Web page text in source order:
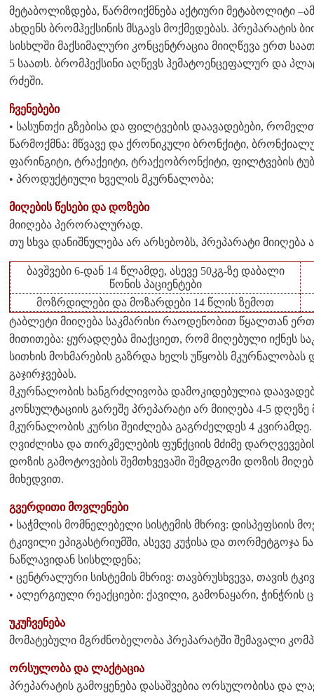
მეტაბოლიზდება, წარმოიქმნება აქტიური მეტაბოლიტი
ახდენს ბრომჰექსინის მსგავს მოქმედებას. პრეპარატის
სისხლში მაქსიმალური კონცენტრაცია მიიღწევა ერთ
5 საათს. ბრომჰექსინი აღწევს ჰემატოენცეფალურ და
რძეში.
ჩვენებები
• სასუნთქი გზებისა და ფილტვების დაავადებები,
წარმოქმნა: მწვავე და ქრონიკული ბრონქიტი,
ფარინგიტი, ტრაქეიტი, ტრაქეობრონქიტი, ფილტვების
• პროდუქტიული ხველის მკურნალობა;
მიღების წესები და დოზები
მიიღება პერორალურად.
თუ სხვა დანიშნულება არ არსებობს, პრეპარატი მიიღება
ბავშვები 6-დან 14 წლამდე, ასევე 50კგ-ზე დაბალი
წონის პაციენტები
მოზრდილები და მოზარდები 14 წლის ზემოთ
ტაბლეტი მიიღება საკმარისი რაოდენობით წყალთან
მითითება: ყურადღება მიაქციეთ, რომ მიღებული იქნეს
სითხის მოხმარების გაზრდა ხელს უწყობს მკურნალობას
გაჯირჯვებას.
მკურნალობის ხანგრძლივობა დამოკიდებულია
კონსულტაციის გარეშე პრეპარატი არ მიიღება 4-5 დღეზე
მკურნალობის კურსი შეიძლება გაგრძელდეს 4 კვირამდე.
ღვიძლისა და თირკმელების ფუნქციის მძიმე
დოზის გამოტოვების შემთხვევაში შემდგომი დოზის
მიხედვით.
გვერდითი მოვლენები
• საჭმლის მომნელებელი სისტემის მხრივ: დისპეფსიის
ტკივილი ეპიგასტრიუმში, ასევე კუჭისა და თორმეტგოჯა
ნაწლავიდან სისხლდენა;
• ცენტრალური სისტემის მხრივ: თავბრუსხვევა, თავის
• ალერგიული რეაქციები: ქავილი, გამონაყარი, ჭინჭრის
უკუჩვენება
მომატებული მგრძნობელობა პრეპარატში შემავალი
ორსულობა და ლაქტაცია
პრეპარატის გამოყენება დასაშვებია ორსულობისა და